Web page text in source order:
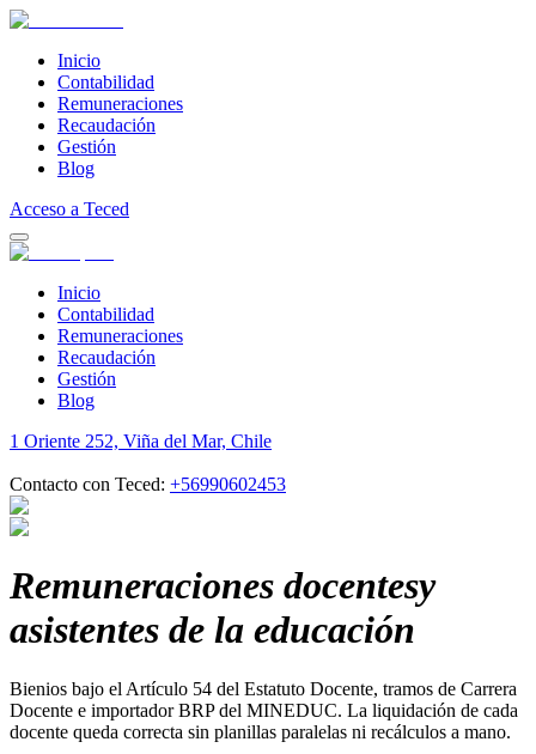
Inicio
Contabilidad
Remuneraciones
Recaudación
Gestión
Blog
Acceso a Teced
Inicio
Contabilidad
Remuneraciones
Recaudación
Gestión
Blog
1 Oriente 252, Viña del Mar, Chile
Contacto con Teced: +56990602453
Remuneraciones docentesy
asistentes de la educación
Bienios bajo el Artículo 54 del Estatuto Docente, tramos de Carrera
Docente e importador BRP del MINEDUC. La liquidación de cada
docente queda correcta sin planillas paralelas ni recálculos a mano.